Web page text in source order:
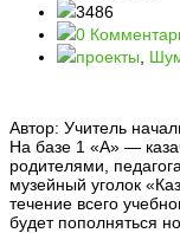
3486
0
проекты
Автор: Учитель
На базе 1 «А» —
родителями,
музейный уголок
течение всего
будет пополняться